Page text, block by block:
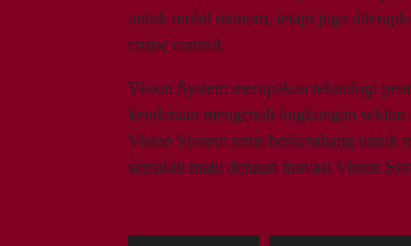
untuk mobil otonom, tetapi juga
cruise control.
Vision System merupakan teknologi
kendaraan mengenali lingkungan
Vision System terus berkembang untuk
semakin maju dengan inovasi Vision